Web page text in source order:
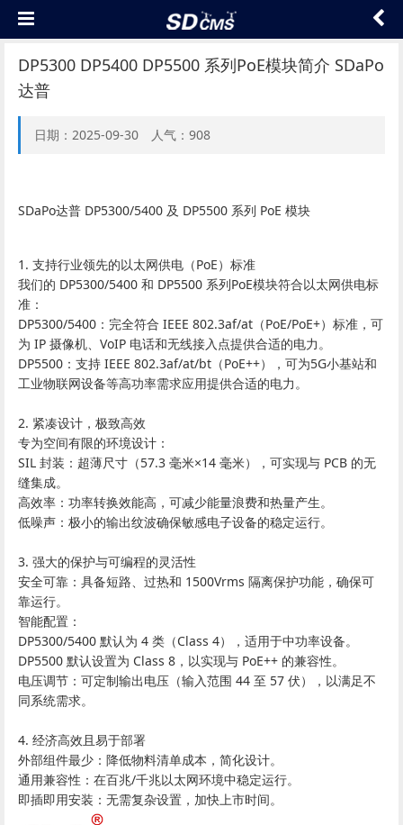
DP5300 DP5400 DP5500 系列PoE模块简介 SDaPo
达普
日期：2025-09-30 人气：908
SDaPo达普 DP5300/5400 及 DP5500 系列 PoE 模块
1. 支持行业领先的以太网供电（PoE）标准
我们的 DP5300/5400 和 DP5500 系列PoE模块符合以太网供电标
准：
DP5300/5400：完全符合 IEEE 802.3af/at（PoE/PoE+）标准，可
为 IP 摄像机、VoIP 电话和无线接入点提供合适的电力。
DP5500：支持 IEEE 802.3af/at/bt（PoE++），可为5G小基站和
工业物联网设备等高功率需求应用提供合适的电力。
2. 紧凑设计，极致高效
专为空间有限的环境设计：
SIL 封装：超薄尺寸（57.3 毫米×14 毫米），可实现与 PCB 的无
缝集成。
高效率：功率转换效能高，可减少能量浪费和热量产生。
低噪声：极小的输出纹波确保敏感电子设备的稳定运行。
3. 强大的保护与可编程的灵活性
‌安全可靠：具备短路、过热和 1500Vrms 隔离保护功能，确保可
靠运行。
‌智能配置‌：
DP5300/5400 默认为 4 类（Class 4），适用于中功率设备。
DP5500 默认设置为 Class 8，以实现与 PoE++ 的兼容性。
电压调节：可定制输出电压（输入范围 44 至 57 伏），以满足不
同系统需求。
4. 经济高效且易于部署
‌外部组件最少‌：降低物料清单成本，简化设计。
‌通用兼容性‌：在百兆/千兆以太网环境中稳定运行。
‌即插即用安装‌：无需复杂设置，加快上市时间。